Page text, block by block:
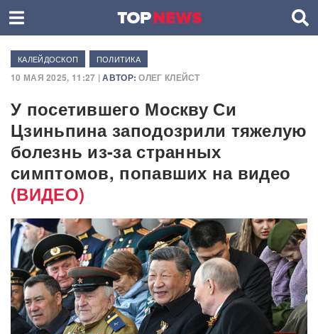
КАЛЕЙДОСКОП ПОЛИТИКА
10 МАЯ 2025, 11:27 |АВТОР: ОЛЕГ КЛЕЙСТ
У посетившего Москву Си
Цзиньпина заподозрили тяжелую
болезнь из-за странных
симптомов, попавших на видео
(ВИДЕО)